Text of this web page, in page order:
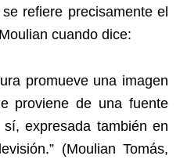
refiere precisamente el
cuando dice:
promueve una imagen
proviene de una fuente
expresada también en
(Moulian Tomás,